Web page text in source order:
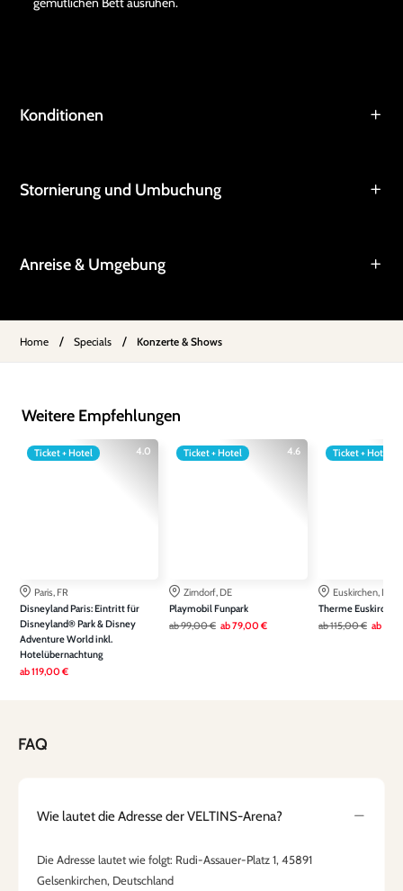
Konditionen
Stornierung und Umbuchung
Anreise & Umgebung
Home / Specials / Konzerte & Shows
Weitere Empfehlungen
4.0
Ticket + Hotel
Paris, FR
Disneyland Paris: Eintritt für
Disneyland® Park & Disney
Adventure World inkl.
Hotelübernachtung
ab119,00 €
4.6
Ticket + Hotel
Zirndorf, DE
Playmobil Funpark
ab99,00 € ab79,00 €
Ticket + Hotel
Euskirchen, DE
Therme Euskirchen
ab115,00 € ab
FAQ
Wie lautet die Adresse der VELTINS-Arena?
Die Adresse lautet wie folgt: Rudi-Assauer-Platz 1, 45891
Gelsenkirchen, Deutschland